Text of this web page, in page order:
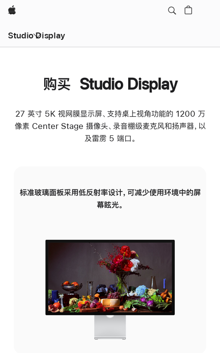
Apple
Studio Display
购买 Studio Display
27 英寸 5K 视网膜显示屏、支持桌上视角功能的 1200 万
像素 Center Stage 摄像头、录音棚级麦克风和扬声器，以
及雷雳 5 端口。
标准玻璃面板采用低反射率设计，可减少使用环境中的屏
幕眩光。